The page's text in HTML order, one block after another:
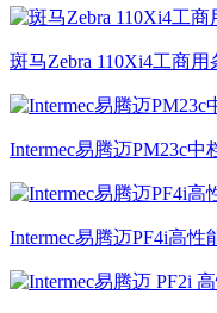
斑马Zebra 110Xi4工商用
Intermec易腾迈PM23c中
Intermec易腾迈PF4i高性